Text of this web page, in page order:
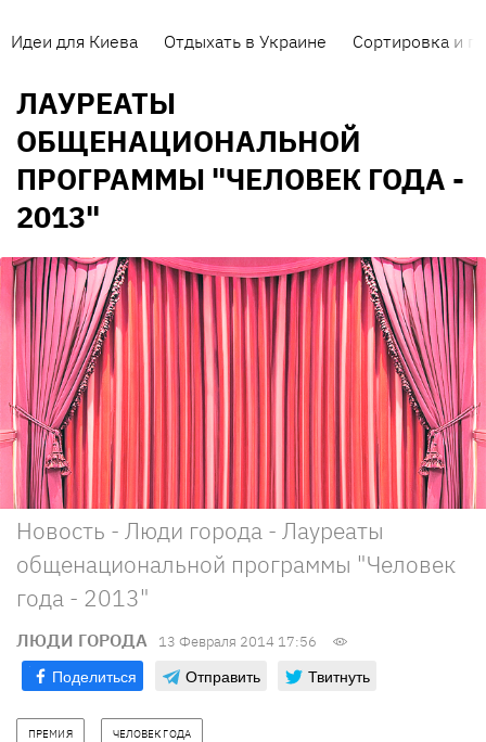
Идеи для Киева Отдыхать в Украине Сортировка и
ЛАУРЕАТЫ
ОБЩЕНАЦИОНАЛЬНОЙ
ПРОГРАММЫ "ЧЕЛОВЕК ГОДА -
2013"
Новость - Люди города - Лауреаты
общенациональной программы "Человек
года - 2013"
ЛЮДИ ГОРОДА 13 Февраля 2014 17:56
Поделиться Отправить Твитнуть
ПРЕМИЯ ЧЕЛОВЕК ГОДА